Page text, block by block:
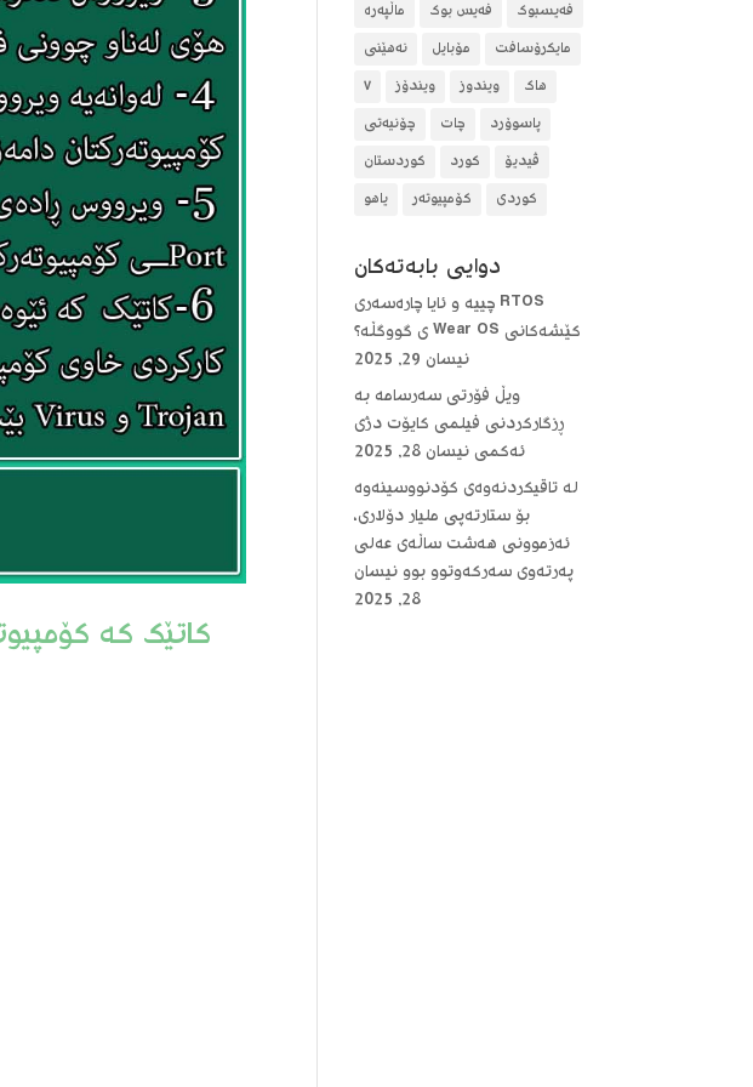
فەیسبوک فەیس بوک
ماڵپەرە
مایکرۆسافت
مۆبایل
نەهێنی
هاک
ویندوز ویندۆز
٧
پاسوۆرد
چات
چۆنیەتی
ڤیدیۆ
کورد
کوردستان
کوردی
کۆمپیوتەر یاهو
دوایی بابه‌ته‌كان
RTOS چییە و ئایا چارەسەری
کێشەکانی Wear OS ی گووگڵە؟
نیسان 29, 2025
ویڵ فۆرتی سەرسامە بە
ڕزگارکردنی فیلمی کایۆت دژی
ئەکمی نیسان 28, 2025
لە تاقیکردنەوەی کۆدنووسینەوە
بۆ ستارتەپی ملیار دۆلاری،
ئەزموونی هەشت ساڵەی عەلی
پەرتەوی سەرکەوتوو بوو نیسان
28, 2025